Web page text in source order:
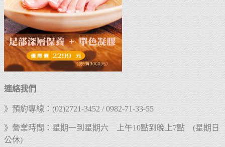
連絡我們
》預約專線：(02)2721-3452 / 0982-71-33-55
》營業時間：星期一到星期六 上午10點到晚上7點 (星期日
公休)